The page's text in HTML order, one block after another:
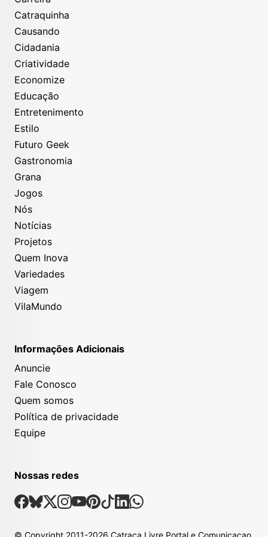
Além dos eventos, Ubatuba mantém uma oferta de
praias, trilhas, passeios náuticos, ecoturismo,
esportes de aventura e gastronomia baseada nos
produtos do litoral.
Catraquinha
Causando
Cidadania
Criatividade
Economize
Educação
Entretenimento
Estilo
Futuro Geek
Gastronomia
Grana
Jogos
Nós
Notícias
Projetos
Quem Inova
Variedades
Viagem
VilaMundo
Informações Adicionais
Anuncie
Fale Conosco
Quem somos
Política de privacidade
Equipe
Nossas redes
Nossas Redes Sociais
Facebook
Bsky
X Instagram
Youtube
Pinterest
TiktokLinkedin
Whatsapp
© Copyright 2011-2026 Catraca Livre Portal e Comunicacao